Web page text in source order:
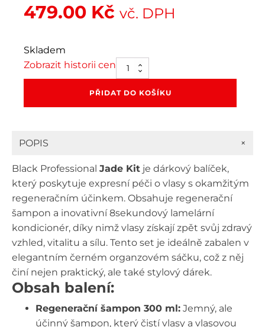
479.00 Kč vč. DPH
Skladem
Zobrazit historii cen Dárkový
balíček
pro
šampon
300
+
kondicionér
200
množství
PŘIDAT DO KOŠÍKU
POPIS +
Black Professional Jade Kit je dárkový balíček,
který poskytuje expresní péči o vlasy s okamžitým
regeneračním účinkem. Obsahuje regenerační
šampon a inovativní 8sekundový lamelární
kondicionér, díky nimž vlasy získají zpět svůj zdravý
vzhled, vitalitu a sílu. Tento set je ideálně zabalen v
elegantním černém organzovém sáčku, což z něj
činí nejen praktický, ale také stylový dárek.
Obsah balení:
Regenerační šampon 300 ml: Jemný, ale
účinný šampon, který čistí vlasy a vlasovou